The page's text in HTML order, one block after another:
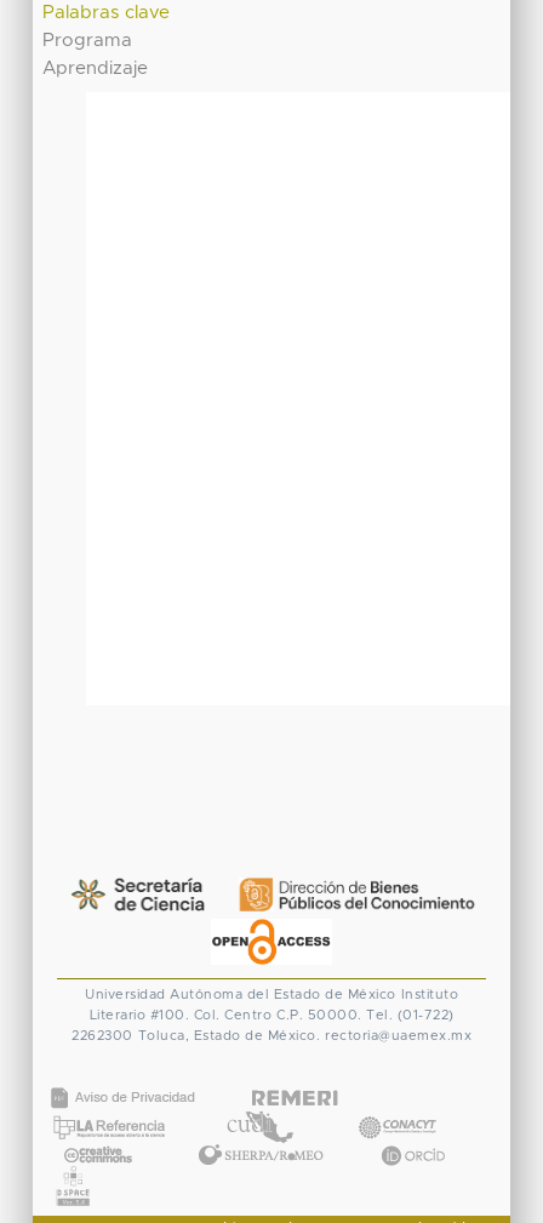
Palabras clave
Programa
Aprendizaje
Universidad Autónoma del Estado de México
Instituto
Literario #100. Col. Centro C.P. 50000. Tel. (01-722)
2262300 Toluca, Estado de México. rectoria@uaemex.mx